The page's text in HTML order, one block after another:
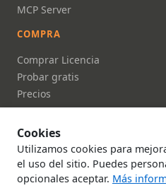
Cookies
Utilizamos cookies para
el uso del sitio. Puedes
opcionales aceptar. Más
MCP Server
COMPRA
Comprar Licencia
Probar gratis
Precios
FAQ
DOCUMENTACIÓN
Documentación
Referencia API